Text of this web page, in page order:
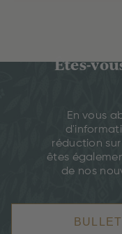
Êtes-
En vous
réduction
êtes
de nos